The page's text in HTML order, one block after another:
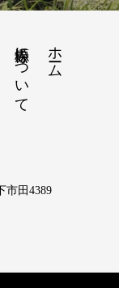
ホーム
松源寺について
市田4389